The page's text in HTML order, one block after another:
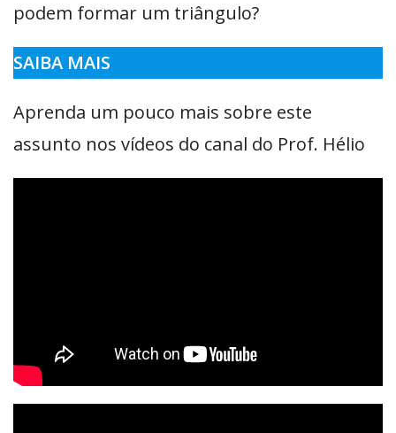
podem formar um triângulo?
SAIBA MAIS
Aprenda um pouco mais sobre este
assunto nos vídeos do canal do Prof. Hélio